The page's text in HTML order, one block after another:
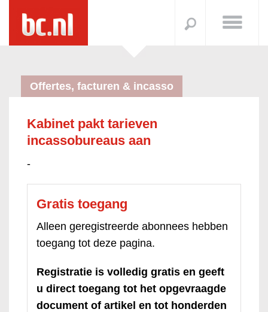
Offertes, facturen & incasso
Kabinet pakt tarieven
incassobureaus aan
-
Gratis toegang
Alleen geregistreerde abonnees hebben
toegang tot deze pagina.
Registratie is volledig gratis en geeft
u direct toegang tot het opgevraagde
document of artikel en tot honderden